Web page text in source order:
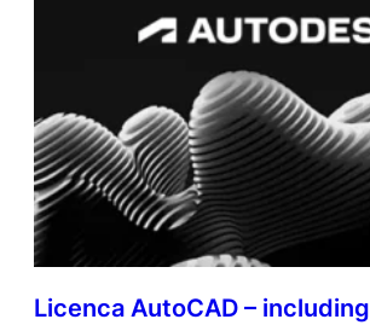
Licenca AutoCAD – including